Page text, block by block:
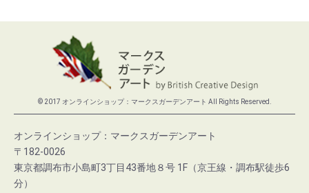
© 2017 オンラインショップ：マークスガーデンアート All Rights Reserved.
オンラインショップ：マークスガーデンアート
〒182-0026
東京都調布市小島町3丁目43番地８号 1F（京王線・調布駅徒歩6
分）